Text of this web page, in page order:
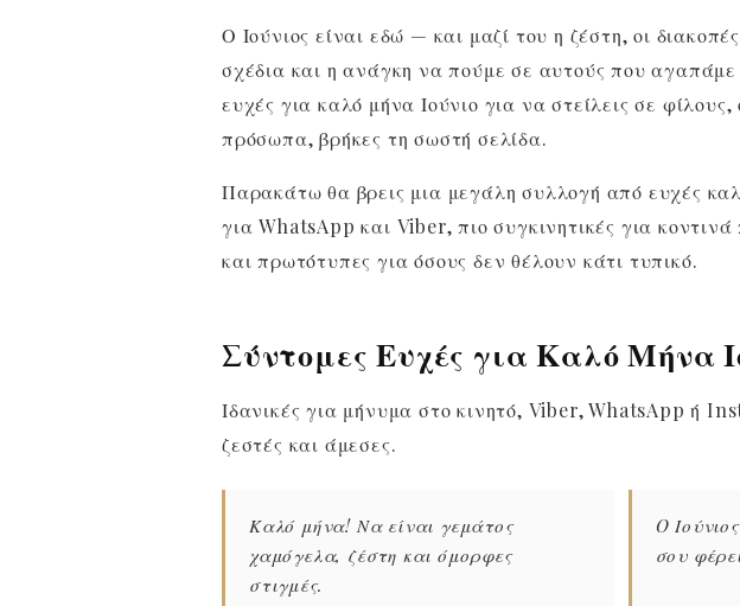
Ο Ιούνιος είναι εδώ — και μαζί του η ζέστη, οι
σχέδια και η ανάγκη να πούμε σε αυτούς που
ευχές για καλό μήνα Ιούνιο για να στείλεις σε
πρόσωπα, βρήκες τη σωστή σελίδα.
Παρακάτω θα βρεις μια μεγάλη συλλογή από ευχές
για WhatsApp και Viber, πιο συγκινητικές για
και πρωτότυπες για όσους δεν θέλουν κάτι τυπικό.
Σύντομες Ευχές για Καλό Μήνα
Ιδανικές για μήνυμα στο κινητό, Viber, WhatsApp ή
ζεστές και άμεσες.
Καλό μήνα! Να είναι γεμάτος
χαμόγελα, ζέστη και όμορφες
στιγμές.
O
σου